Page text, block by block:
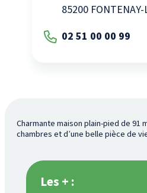
85200
02 51 00 00 99
Charmante maison plain-pied de 91
chambres et d’une belle pièce de
Les + :